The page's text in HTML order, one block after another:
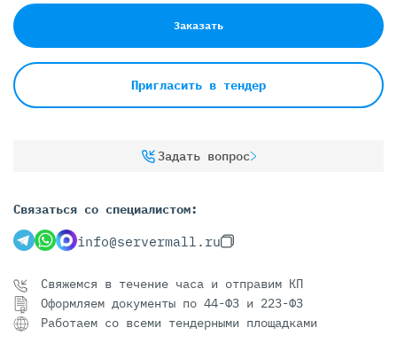
Заказать
Пригласить в тендер
Задать вопрос
Связаться со специалистом:
info@servermall.ru
Свяжемся в течение часа и отправим КП
Оформляем документы по 44-ФЗ и 223-ФЗ
Работаем со всеми тендерными площадками